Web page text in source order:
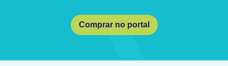
Comprar no portal